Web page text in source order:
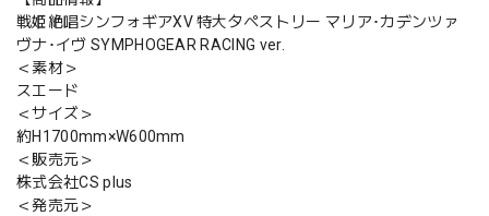
戦姫絶唱シンフォギアXV 特大タペストリー マリア･カデンツァ
ヴナ･イヴ SYMPHOGEAR RACING ver.
＜素材＞
スエード
＜サイズ＞
約H1700mm×W600mm
＜販売元＞
株式会社CS plus
＜発売元＞